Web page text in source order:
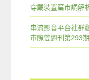
穿戴裝置篇市調解
串流影音平台社群
市際雙週刊第293期